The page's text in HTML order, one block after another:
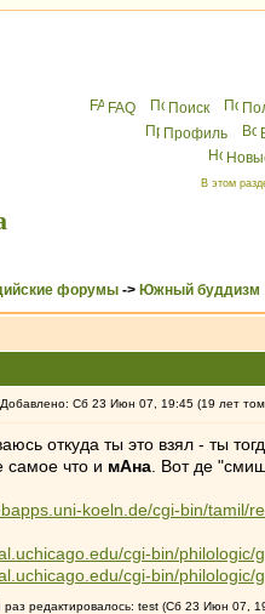
FAQ Поиск
Профиль
В этом
форумы -> Южный буддизм
Добавлено: Сб 23 Июн 07, 19:45 (19 лет
откуда ты это взял - ты
самое что и мАна . Вот де
koeln.de/cgi-bin/tamil/
cgi-bin/
cgi-bin/
редактировалось: test (Сб 23 Июн 07,